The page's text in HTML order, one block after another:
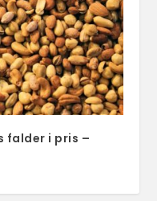
falder i pris –